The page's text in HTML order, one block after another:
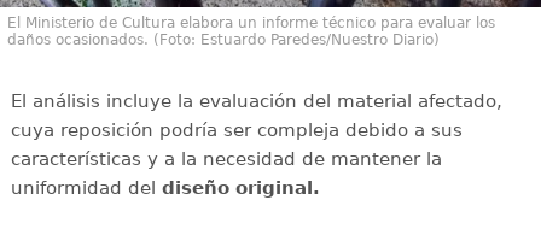
El Ministerio de Cultura elabora un informe técnico para evaluar los
daños ocasionados. (Foto: Estuardo Paredes/Nuestro Diario)
El análisis incluye la evaluación del material afectado,
cuya reposición podría ser compleja debido a sus
características y a la necesidad de mantener la
uniformidad del diseño original.